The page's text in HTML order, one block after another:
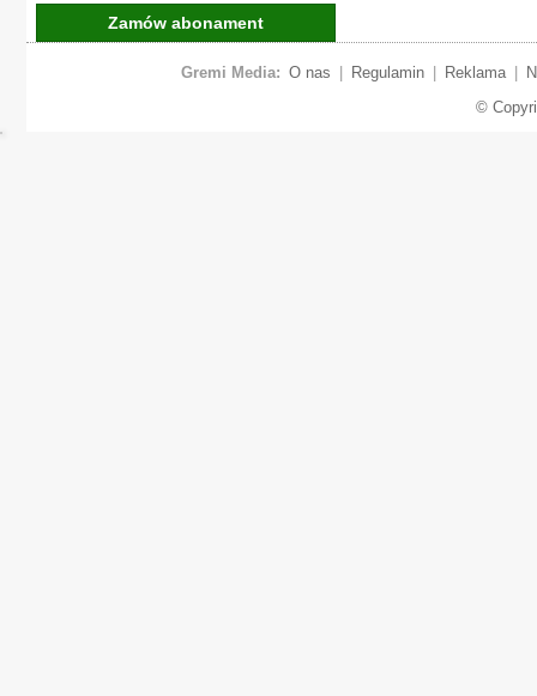
Zamów abonament
Gremi Media: O nas Regulamin Reklama
©